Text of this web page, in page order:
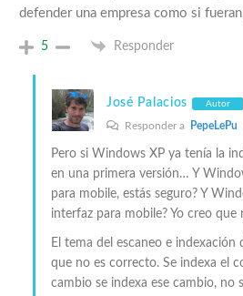
defender una empresa como si
5 Responder
José Palacios Autor
Responder a PepeLePu
Pero si Windows XP ya tenía la
en una primera versión… Y
para mobile, estás seguro? Y
interfaz para mobile? Yo creo que
El tema del escaneo e indexación
que no es correcto. Se indexa el
cambio se indexa ese cambio, no